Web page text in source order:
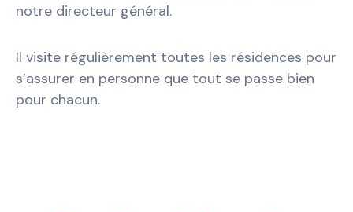
notre directeur général.
Il visite régulièrement toutes les résidences pour
s’assurer en personne que tout se passe bien
pour chacun.